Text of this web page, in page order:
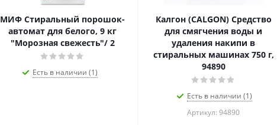
МИФ Стиральный порошок-
автомат для белого, 9 кг
"Морозная свежесть"/ 2
Есть в наличии (1)
Калгон (CALGON) Средство
для смягчения воды и
удаления накипи в
стиральных машинах 750 г,
94890
Есть в наличии (1)
Артикул: 94890